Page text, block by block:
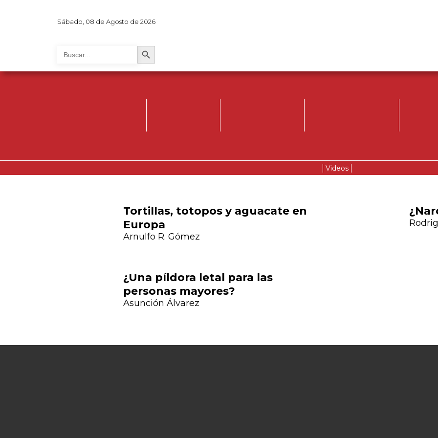
Sábado, 08 de Agosto de 2026
for:
Search Button
Videos
Tortillas, totopos y aguacate en
Europa
Arnulfo R. Gómez
¿Una píldora letal para las
personas mayores?
Asunción Álvarez